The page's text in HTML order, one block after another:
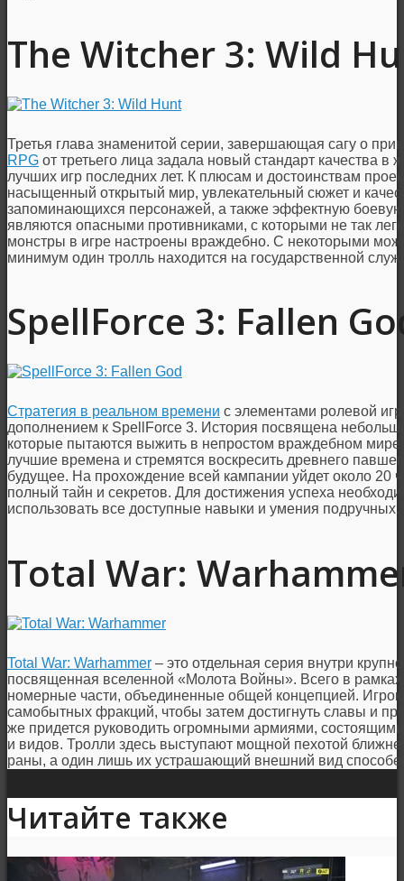
The Witcher 3: Wild
Третья глава знаменитой серии, завершающая сагу о
RPG от третьего лица задала новый стандарт качества в
лучших игр последних лет. К плюсам и достоинствам
насыщенный открытый мир, увлекательный сюжет и
запоминающихся персонажей, а также эффектную
являются опасными противниками, с которыми не так
монстры в игре настроены враждебно. С некоторыми
минимум один тролль находится на государственной
SpellForce 3: Fallen
Стратегия в реальном времени с элементами ролевой
дополнением к SpellForce 3. История посвящена
которые пытаются выжить в непростом враждебном
лучшие времена и стремятся воскресить древнего
будущее. На прохождение всей кампании уйдет около 20
полный тайн и секретов. Для достижения успеха
использовать все доступные навыки и умения подручных.
Total War:
Total War: Warhammer – это отдельная серия внутри
посвященная вселенной «Молота Войны». Всего в
номерные части, объединенные общей концепцией.
самобытных фракций, чтобы затем достигнуть славы и
же придется руководить огромными армиями,
и видов. Тролли здесь выступают мощной пехотой
раны, а один лишь их устрашающий внешний вид
Читайте также